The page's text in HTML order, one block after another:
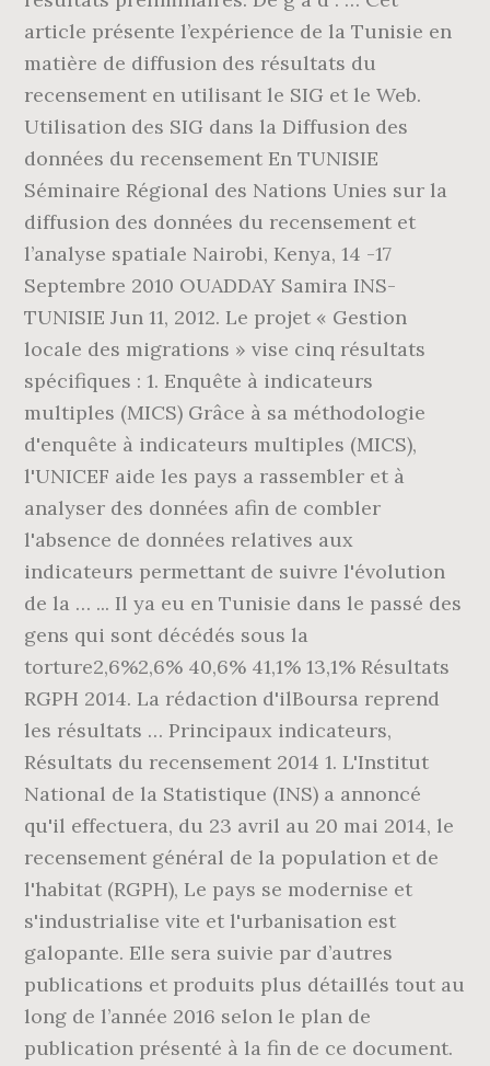
article présente l’expérience de la Tunisie en
matière de diffusion des résultats du
recensement en utilisant le SIG et le Web.
Utilisation des SIG dans la Diffusion des
données du recensement En TUNISIE
Séminaire Régional des Nations Unies sur la
diffusion des données du recensement et
l’analyse spatiale Nairobi, Kenya, 14 -17
Septembre 2010 OUADDAY Samira INS-
TUNISIE Jun 11, 2012. Le projet « Gestion
locale des migrations » vise cinq résultats
spécifiques : 1. Enquête à indicateurs
multiples (MICS) Grâce à sa méthodologie
d'enquête à indicateurs multiples (MICS),
l'UNICEF aide les pays a rassembler et à
analyser des données afin de combler
l'absence de données relatives aux
indicateurs permettant de suivre l'évolution
de la … ... Il ya eu en Tunisie dans le passé des
gens qui sont décédés sous la
torture2,6%2,6% 40,6% 41,1% 13,1% Résultats
RGPH 2014. La rédaction d'ilBoursa reprend
les résultats … Principaux indicateurs,
Résultats du recensement 2014 1. L'Institut
National de la Statistique (INS) a annoncé
qu'il effectuera, du 23 avril au 20 mai 2014, le
recensement général de la population et de
l'habitat (RGPH), Le pays se modernise et
s'industrialise vite et l'urbanisation est
galopante. Elle sera suivie par d’autres
publications et produits plus détaillés tout au
long de l’année 2016 selon le plan de
publication présenté à la fin de ce document.